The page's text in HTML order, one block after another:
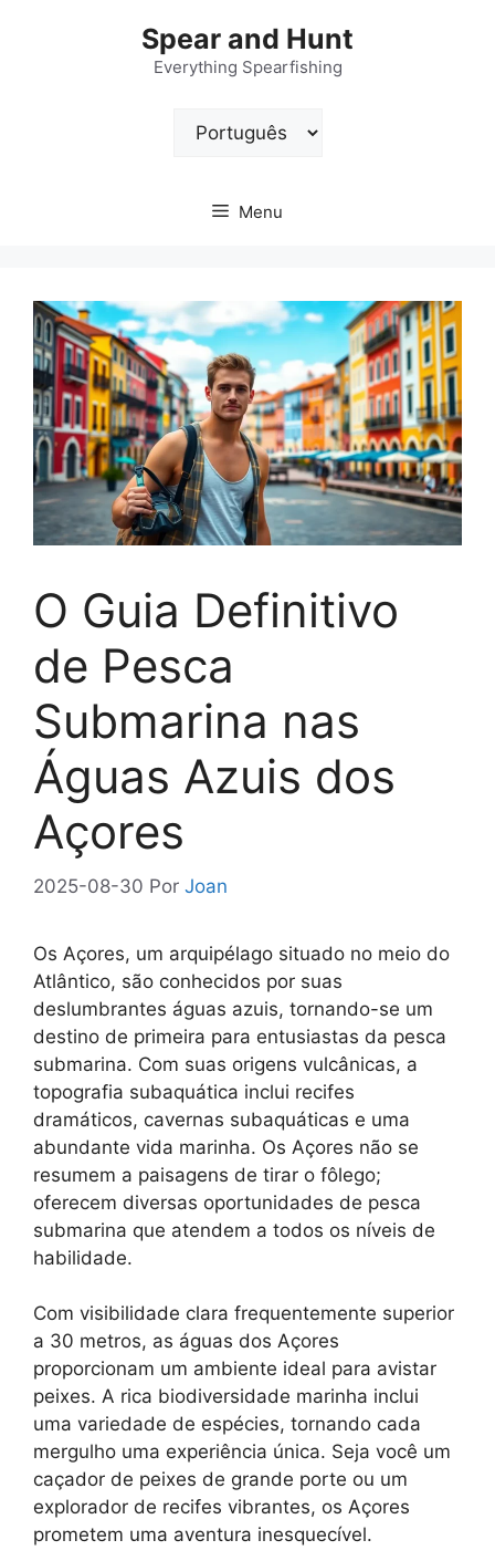
Spear and Hunt
Everything Spearfishing
Escolha
Menu
O Guia Definitivo
de Pesca
Submarina nas
Águas Azuis dos
Açores
2025-08-30 Por Joan
Os Açores, um arquipélago situado no meio do
Atlântico, são conhecidos por suas
deslumbrantes águas azuis, tornando-se um
destino de primeira para entusiastas da pesca
submarina. Com suas origens vulcânicas, a
topografia subaquática inclui recifes
dramáticos, cavernas subaquáticas e uma
abundante vida marinha. Os Açores não se
resumem a paisagens de tirar o fôlego;
oferecem diversas oportunidades de pesca
submarina que atendem a todos os níveis de
habilidade.
Com visibilidade clara frequentemente superior
a 30 metros, as águas dos Açores
proporcionam um ambiente ideal para avistar
peixes. A rica biodiversidade marinha inclui
uma variedade de espécies, tornando cada
mergulho uma experiência única. Seja você um
caçador de peixes de grande porte ou um
explorador de recifes vibrantes, os Açores
prometem uma aventura inesquecível.